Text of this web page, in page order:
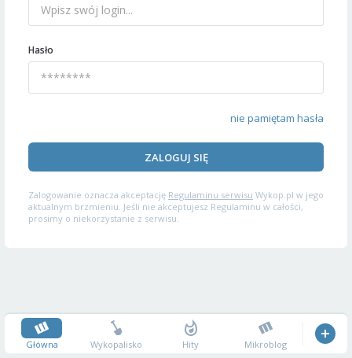
Hasło
nie pamiętam hasła
ZALOGUJ SIĘ
Zalogowanie oznacza akceptację Regulaminu serwisu Wykop.pl w jego
aktualnym brzmieniu. Jeśli nie akceptujesz Regulaminu w całości,
prosimy o niekorzystanie z serwisu.
Główna Wykopalisko Hity Mikroblog